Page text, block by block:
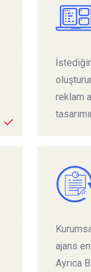
reklam
ajans
Ayrıca